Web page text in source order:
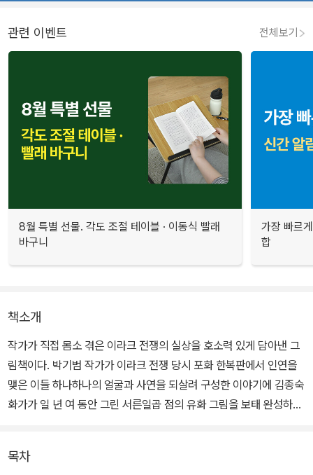
관련 이벤트 전체보기
8월 특별 선물. 각도 조절 테이블 · 이동식 빨래
바구니
가장 빠르
합
책소개
작가가 직접 몸소 겪은 이라크 전쟁의 실상을 호소력 있게 담아낸 그
림책이다. 박기범 작가가 이라크 전쟁 당시 포화 한복판에서 인연을
맺은 이들 하나하나의 얼굴과 사연을 되살려 구성한 이야기에 김종숙
화가가 일 년 여 동안 그린 서른일곱 점의 유화 그림을 보태 완성하였
인터넷 기사 너머에 존재하는 전쟁의 실상을 정제된 언어로 호소력
목차